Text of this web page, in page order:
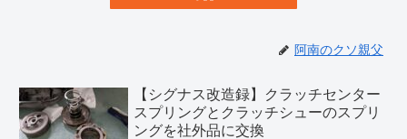
阿南のクソ親父
【シグナス改造録】クラッチセンター
スプリングとクラッチシューのスプリ
ングを社外品に交換